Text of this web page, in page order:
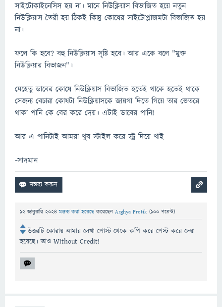
সাইটোকাইনেসিস হয় না। মানে নিউক্লিয়াস বিভাজিত হয়ে নতুন
নিউক্লিয়াস তৈরী হয় ঠিকই কিন্তু কোষের সাইটোপ্লাজমটা বিভাজিত হয়
না।
ফলে কি হবে? বহু নিউক্লিয়াস সৃষ্টি হবে। আর একে বলে "মুক্ত
নিউক্লিয়ার বিভাজন"।
যেহেতু ডাবের কোষে নিউক্লিয়াস বিভাজিত হতেই থাকে হতেই থাকে
সেজন্য বেচারা কোষটা নিউক্লিয়াসকে জায়গা দিতে গিয়ে তার ভেতরে
থাকা পানি কে বের করে দেয়। এটাই ডাবের পানি!
আর এ পানিটাই আমরা খুব স্টাইল করে স্ট্র দিয়ে খাই
-সাদমান
12 জানুয়ারি 2024 মন্তব্য করা হয়েছেকরেছেন Arghya Protik (100 পয়েন্ট)
উত্তরটি কোরায় আমার লেখা পোস্ট থেকে কপি করে পেস্ট করে দেয়া
হয়েছে। তাও Without Credit!